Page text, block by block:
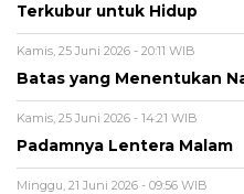
Terkubur untuk Hidup
Kamis, 25 Juni 2026 - 20:11 WIB
Batas yang Menentukan
Kamis, 25 Juni 2026 - 14:21 WIB
Padamnya Lentera Malam
Minggu, 21 Juni 2026 - 09:56 WIB